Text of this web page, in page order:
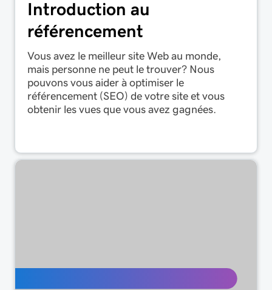
Introduction au
référencement
Vous avez le meilleur site Web au monde,
mais personne ne peut le trouver? Nous
pouvons vous aider à optimiser le
référencement (SEO) de votre site et vous
obtenir les vues que vous avez gagnées.